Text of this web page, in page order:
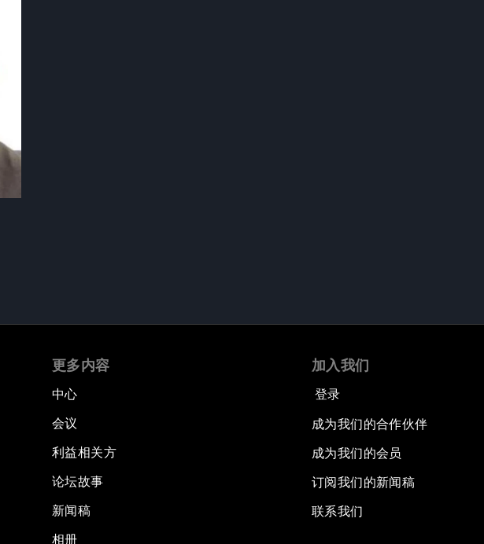
更多内容
中心
会议
利益相关方
论坛故事
新闻稿
相册
加入我们
登录
成为我们的合作伙伴
成为我们的会员
订阅我们的新闻稿
联系我们